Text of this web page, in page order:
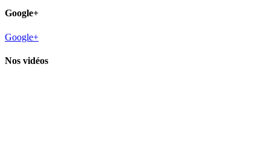
Google+
Google+
Nos vidéos